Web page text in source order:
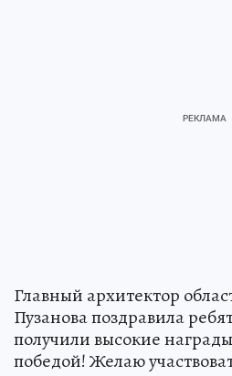
Главный архитектор
Пузанова поздравила
получили высокие
победой! Желаю